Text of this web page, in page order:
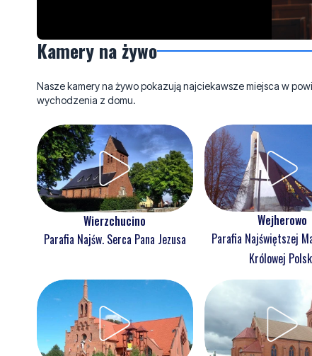
Kamery na żywo
Nasze kamery na żywo pokazują najciekawsze miejsca w
wychodzenia z domu.
Wierzchucino
Parafia Najśw. Serca Pana Jezusa
Wejherowo
Parafia Najświętszej
Królowej